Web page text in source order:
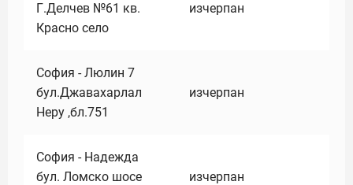
Г.Делчев №61 кв.
Красно село
изчерпан
София - Люлин 7
бул.Джавахарлал
Неру ,бл.751
изчерпан
София - Надежда
бул. Ломско шосе
изчерпан